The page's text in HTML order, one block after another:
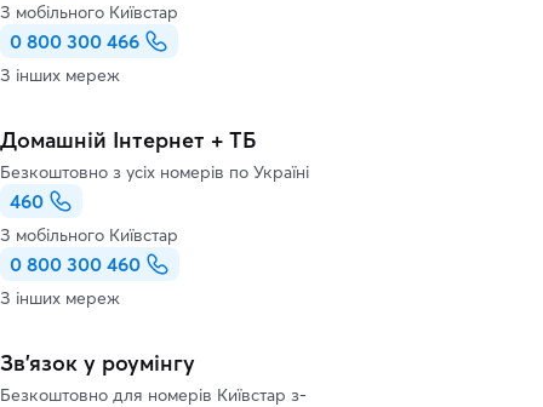
З мобільного Київстар
0 800 300 466
З інших мереж
Домашній Інтернет + ТБ
Безкоштовно з усіх номерів по Україні
460
З мобільного Київстар
0 800 300 460
З інших мереж
Зв’язок у роумінгу
Безкоштовно для номерів Київстар з-